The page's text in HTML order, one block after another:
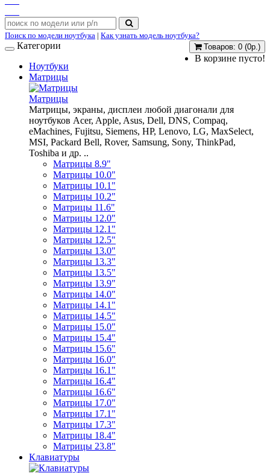
Поиск по модели ноутбука | Как узнать модель ноутбука?
Товаров: 0 (0р.)
В корзине пусто!
Категории
Ноутбуки
Матрицы
Матрицы
Матрицы, экраны, дисплеи любой диагонали для
ноутбуков Acer, Apple, Asus, Dell, DNS, Compaq,
eMachines, Fujitsu, Siemens, HP, Lenovo, LG, MaxSelect,
MSI, Packard Bell, Rover, Samsung, Sony, ThinkPad,
Toshiba и др. ..
Матрицы 8.9"
Матрицы 10.0"
Матрицы 10.1"
Матрицы 10.2"
Матрицы 11.6"
Матрицы 12.0"
Матрицы 12.1"
Матрицы 12.5"
Матрицы 13.0"
Матрицы 13.3"
Матрицы 13.5"
Матрицы 13.9"
Матрицы 14.0"
Матрицы 14.1"
Матрицы 14.5"
Матрицы 15.0"
Матрицы 15.4"
Матрицы 15.6"
Матрицы 16.0"
Матрицы 16.1"
Матрицы 16.4"
Матрицы 16.6"
Матрицы 17.0"
Матрицы 17.1"
Матрицы 17.3"
Матрицы 18.4"
Матрицы 23.8"
Клавиатуры